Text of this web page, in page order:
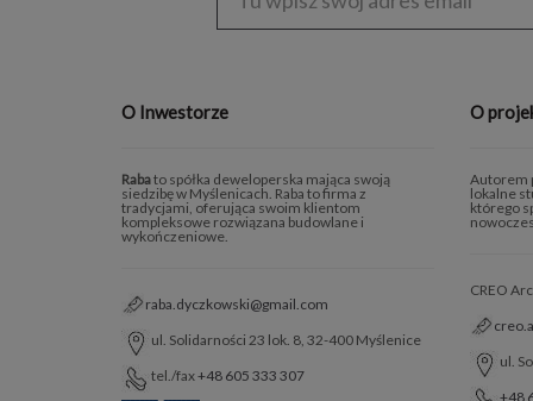
O Inwestorze
Rabato spółka deweloperska mająca swoją
siedzibę w Myślenicach. Raba to firma z
tradycjami, oferująca swoim klientom
kompleksowe rozwiązana budowlane i
wykończeniowe.
raba.dyczkowski@gmail.com
ul. Solidarności 23 lok. 8, 32-400 Myślenice
tel./fax+48 605 333 307
O
Autorem
lokalne
którego
CREO
ul.
+48